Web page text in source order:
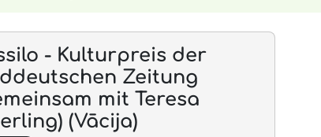
- Kulturpreis der
Zeitung
mit Teresa
(Vācija)